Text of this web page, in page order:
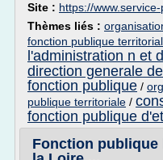
Site : https://
Thèmes liés :
fonction publique
l'administration n et
direction generale
fonction publique /
publique territoriale /
fonction publique
Fonction publique